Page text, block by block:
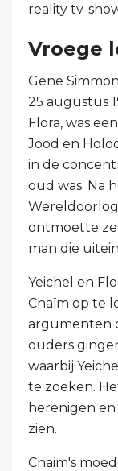
reality tv-
Vroege
Gene
25 augustus
Flora, was
Jood en
in de
oud was. Na
ontmoette ze
man die
Yeichel en
Chaïm op te
argumenten
ouders
waarbij
te zoeken.
herenigen
zien.
Chaim's